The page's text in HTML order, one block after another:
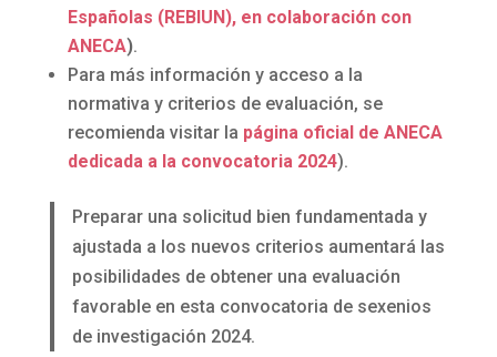
Españolas (REBIUN), en colaboración con
ANECA).
Para más información y acceso a la
normativa y criterios de evaluación, se
recomienda visitar la página oficial de ANECA
dedicada a la convocatoria 2024).
Preparar una solicitud bien fundamentada y
ajustada a los nuevos criterios aumentará las
posibilidades de obtener una evaluación
favorable en esta convocatoria de sexenios
de investigación 2024.